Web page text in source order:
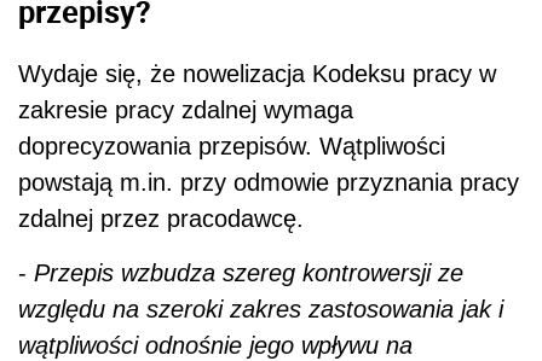
przepisy?
Wydaje się, że nowelizacja Kodeksu pracy w
zakresie pracy zdalnej wymaga
doprecyzowania przepisów. Wątpliwości
powstają m.in. przy odmowie przyznania pracy
zdalnej przez pracodawcę.
- Przepis wzbudza szereg kontrowersji ze
względu na szeroki zakres zastosowania jak i
wątpliwości odnośnie jego wpływu na